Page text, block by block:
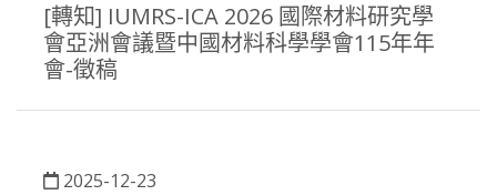
[轉知] IUMRS-ICA 2026 國際材料研究學
會亞洲會議暨中國材料科學學會115年年
會-徵稿
2025-12-23